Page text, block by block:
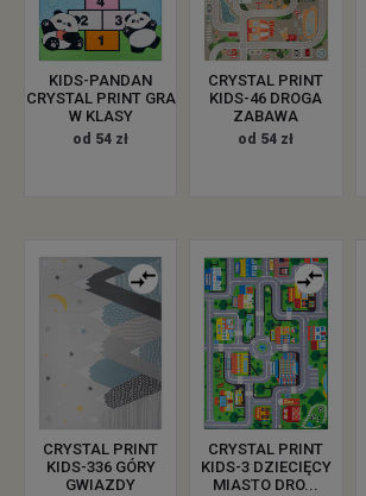
KIDS-PANDAN
CRYSTAL PRINT GRA
W KLASY
od 54 zł
CRYSTAL PRINT
KIDS-46 DROGA
ZABAWA
od 54 zł
CRYSTAL PRINT
KIDS-336 GÓRY
GWIAZDY
CRYSTAL PRINT
KIDS-3 DZIECIĘCY
MIASTO DRO...